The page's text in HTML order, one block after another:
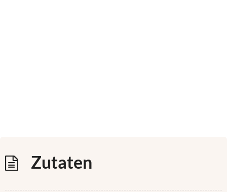
Zutaten